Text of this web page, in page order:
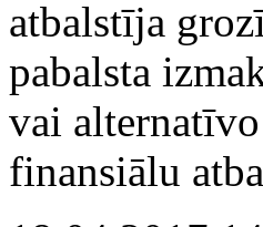
atbalstīja
pabalsta
vai
finansiālu